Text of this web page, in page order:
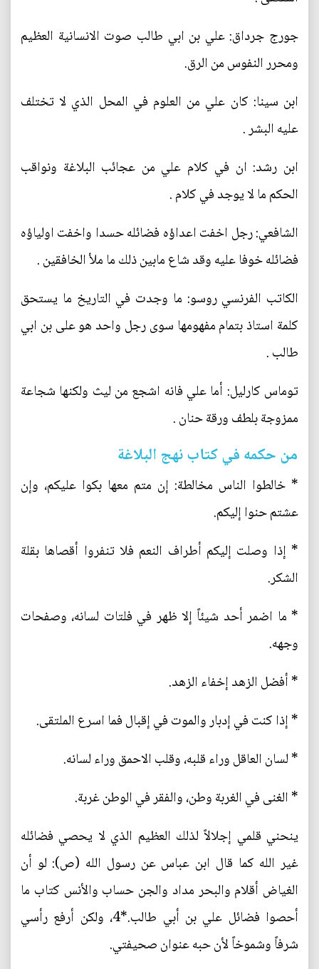
جورج جرداق: علي بن ابي طالب صوت الانسانية العظيم
ومحرر النفوس من الرق.
ابن سينا: كان علي من العلوم في المحل الذي لا تختلف
عليه البشر .
ابن رشد: ان في كلام علي من عجائب البلاغة ونواقب
الحكم ما لا يوجد في كلام .
الشافعي: رجل اخفت اعداؤه فضائله حسدا واخفت اولياؤه
فضائله خوفا عليه وقد شاع مابين ذلك ما ملأ الخافقين .
الكاتب الفرنسي روسو: ما وجدت في التاريخ ما يستحق
كلمة استاذ بتمام مفهومها سوى رجل واحد هو على بن ابي
طالب .
توماس كارليل: أما علي فانه اشجع من ليث ولكنها شجاعة
ممزوجة بلطف ورقة حنان .
من حكمه في كتاب نهج البلاغة
* خالطوا الناس مخالطة: إن متم معها بكوا عليكم، وإن
عشتم حنوا إليكم.
* إذا وصلت إليكم أطراف النعم فلا تنفروا أقصاها بقلة
الشكر.
* ما اضمر أحد شيئاً إلا ظهر في فلتات لسانه، وصفحات
وجهه.
* أفضل الزهد إخفاء الزهد.
* إذا كنت في إدبار والموت في إقبال فما اسرع الملتقى.
* لسان العاقل وراء قلبه، وقلب الاحمق وراء لسانه.
* الغنى في الغربة وطن، والفقر في الوطن غربة.
ينحني قلمي إجلالاً لذلك العظيم الذي لا يحصي فضائله
غير الله كما قال ابن عباس عن رسول الله (ص): لو أن
الغياض أقلام والبحر مداد والجن حساب والأنس كتاب ما
أحصوا فضائل علي بن أبي طالب.*4، ولكن أرفع رأسي
شرفاً وشموخاً لأن حبه عنوان صحيفتي.